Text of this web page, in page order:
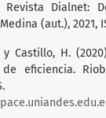
Dialnet:
(aut.), 2021,
y Castillo, H.
eficiencia.